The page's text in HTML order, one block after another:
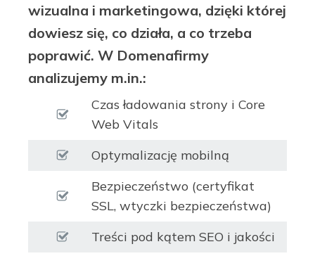
wizualna i marketingowa, dzięki której
dowiesz się, co działa, a co trzeba
poprawić. W Domenafirmy
analizujemy m.in.:
Czas ładowania strony i Core
Web Vitals
Optymalizację mobilną
Bezpieczeństwo (certyfikat
SSL, wtyczki bezpieczeństwa)
Treści pod kątem SEO i jakości